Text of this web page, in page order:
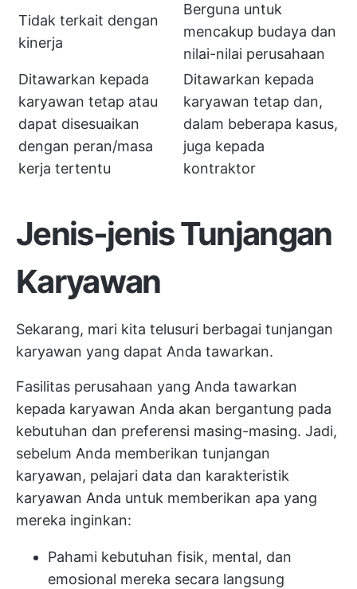
Tidak terkait dengan
kinerja
Berguna untuk
mencakup budaya dan
nilai-nilai perusahaan
Ditawarkan kepada
karyawan tetap atau
dapat disesuaikan
dengan peran/masa
kerja tertentu
Ditawarkan kepada
karyawan tetap dan,
dalam beberapa kasus,
juga kepada
kontraktor
Jenis-jenis Tunjangan
Karyawan
Sekarang, mari kita telusuri berbagai tunjangan
karyawan yang dapat Anda tawarkan.
Fasilitas perusahaan yang Anda tawarkan
kepada karyawan Anda akan bergantung pada
kebutuhan dan preferensi masing-masing. Jadi,
sebelum Anda memberikan tunjangan
karyawan, pelajari data dan karakteristik
karyawan Anda untuk memberikan apa yang
mereka inginkan:
Pahami kebutuhan fisik, mental, dan
emosional mereka secara langsung